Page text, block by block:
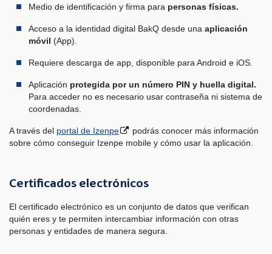
Medio de identificación y firma para personas físicas.
Acceso a la identidad digital BakQ desde una aplicación
móvil (App).
Requiere descarga de app, disponible para Android e iOS.
Aplicación protegida por un número PIN y huella digital.
Para acceder no es necesario usar contraseña ni sistema de
coordenadas.
A través del portal de Izenpe
podrás conocer más información
sobre cómo conseguir Izenpe mobile y cómo usar la aplicación.
Certificados electrónicos
El certificado electrónico es un conjunto de datos que verifican
quién eres y te permiten intercambiar información con otras
personas y entidades de manera segura.